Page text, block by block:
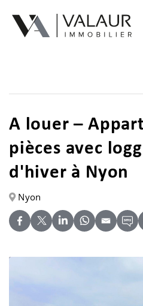
A louer –
pièces avec
d'hiver à Nyon
Nyon